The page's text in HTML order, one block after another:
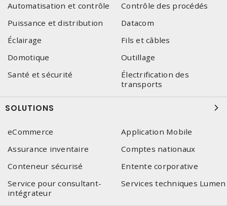
Automatisation et contrôle
Contrôle des procédés
Puissance et distribution
Datacom
Éclairage
Fils et câbles
Domotique
Outillage
Santé et sécurité
Électrification des
transports
SOLUTIONS
eCommerce
Application Mobile
Assurance inventaire
Comptes nationaux
Conteneur sécurisé
Entente corporative
Service pour consultant-
intégrateur
Services techniques Lumen